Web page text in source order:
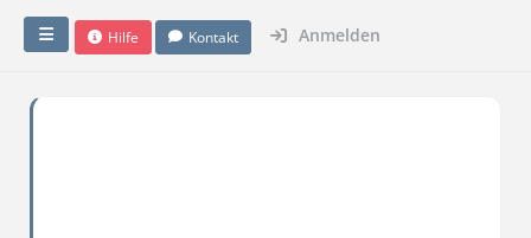
Hilfe Kontakt Anmelden